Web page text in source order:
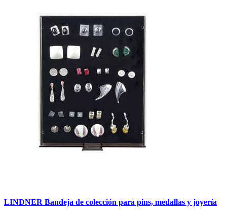
LINDNER Bandeja de colección para pins, medallas y joyería